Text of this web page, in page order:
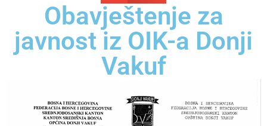
Obavještenje za
javnost iz OIK-a Donji
Vakuf